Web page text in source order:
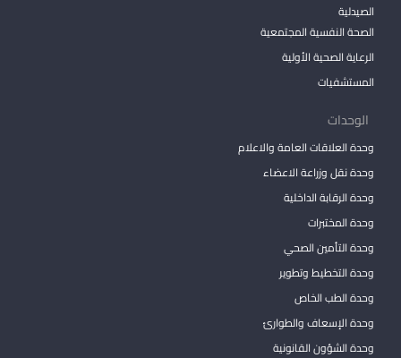
الصيدلية
الصحة النفسية المجتمعية
الرعاية الصحية الأولية
المستشفيات
الوحدات
وحدة العلاقات العامة والاعلام
وحدة نقل وزراعة الاعضاء
وحدة الرقابة الداخلية
وحدة المختبرات
وحدة التأمين الصحي
وحدة التخطيط وتطوير
وحدة الطب الخاص
وحدة الإسعاف والطوارئ
وحدة الشؤون القانونية